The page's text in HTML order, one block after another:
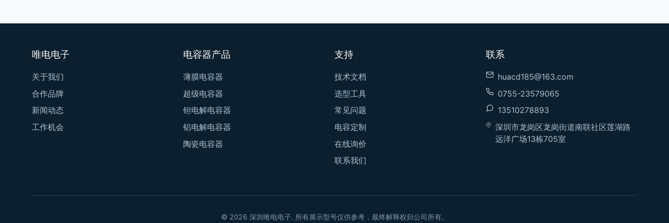
唯电电子
关于我们
合作品牌
新闻动态
工作机会
电容器产品
薄膜电容器
超级电容器
钽电解电容器
铝电解电容器
陶瓷电容器
支持
技术文档
选型工具
常见问题
电容定制
在线询价
联系我们
联系
huacd185@163.com
0755-23579065
13510278893
深圳市龙岗区龙岗街道南联社区莲湖路
远洋广场13栋705室
© 2026 深圳唯电电子. 所有展示型号仅供参考，最终解释权归公司所有。